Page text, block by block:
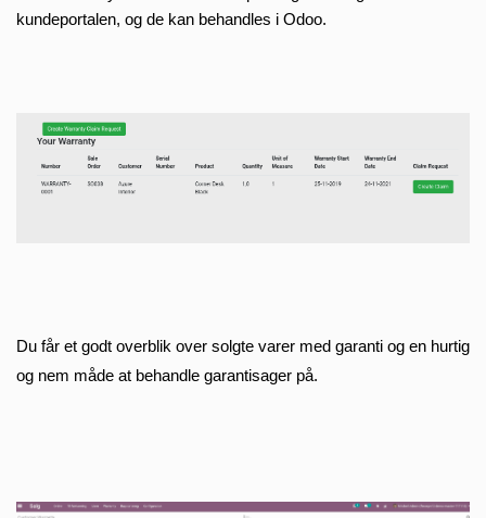
kundeportalen, og de kan behandles i Odoo.
Du får et godt overblik over solgte varer med garanti og en hurtig
og nem måde at behandle garantisager på.